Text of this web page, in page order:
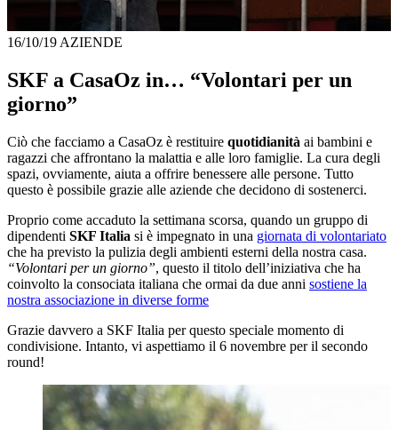
16/10/19 AZIENDE
SKF a CasaOz in… “Volontari per un
giorno”
Ciò che facciamo a CasaOz è restituire quotidianità ai bambini e
ragazzi che affrontano la malattia e alle loro famiglie. La cura degli
spazi, ovviamente, aiuta a offrire benessere alle persone. Tutto
questo è possibile grazie alle aziende che decidono di sostenerci.
Proprio come accaduto la settimana scorsa, quando un gruppo di
dipendenti SKF Italia si è impegnato in una giornata di volontariato
che ha previsto la pulizia degli ambienti esterni della nostra casa.
“Volontari per un giorno”, questo il titolo dell’iniziativa che ha
coinvolto la consociata italiana che ormai da due anni sostiene la
nostra associazione in diverse forme
Grazie davvero a SKF Italia per questo speciale momento di
condivisione. Intanto, vi aspettiamo il 6 novembre per il secondo
round!